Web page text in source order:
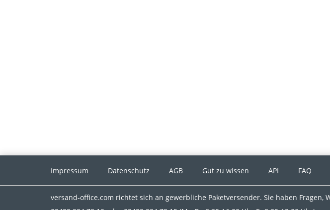
Impressum Datenschutz AGB Gut zu wissen API FAQ
versand-office.com richtet sich an gewerbliche Paketversender. Sie haben